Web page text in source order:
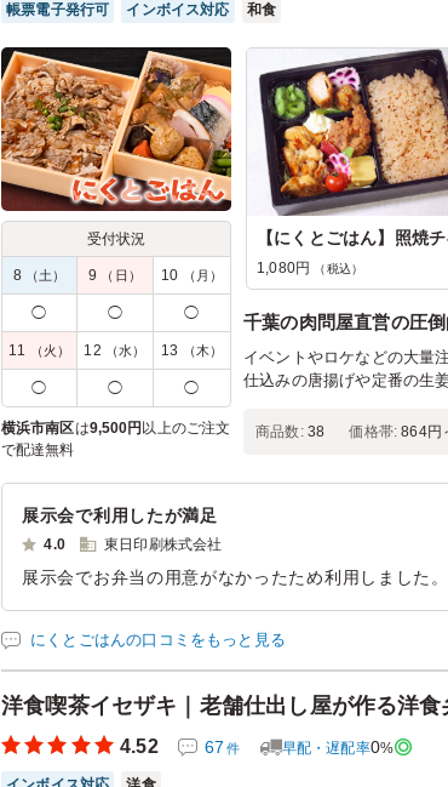
帳票電子発行可 インボイス対応 和食
受付状況
8 （土） 9 （日） 10 （月）
◯ ◯ ◯
11 （火） 12 （水） 13 （木）
◯ ◯ ◯
横浜市南区は9,500円 以上のご注文
で配達無料
1,080円 （税込）
千葉の肉問屋直営の圧
イベントやロケなどの大量
仕込みの唐揚げや定番の生
商品数: 38 価格帯: 864円
展示会で利用したが満足
4.0 東日印刷株式会社
展示会でお弁当の用意がなかったため利用しました
ごくよかったです。3日分利用しましたが味と量と
意がない展示会の際は利用しようと思います。
ご利用シーン：イベント運営›展示会
参加者の年齢： 30代～40代 男女比：男性多め
にくとごはんの口コミをもっと見る
洋食喫茶イセザキ｜老舗仕出し屋が作る洋食
4.52 67 件 早配・遅配率0%